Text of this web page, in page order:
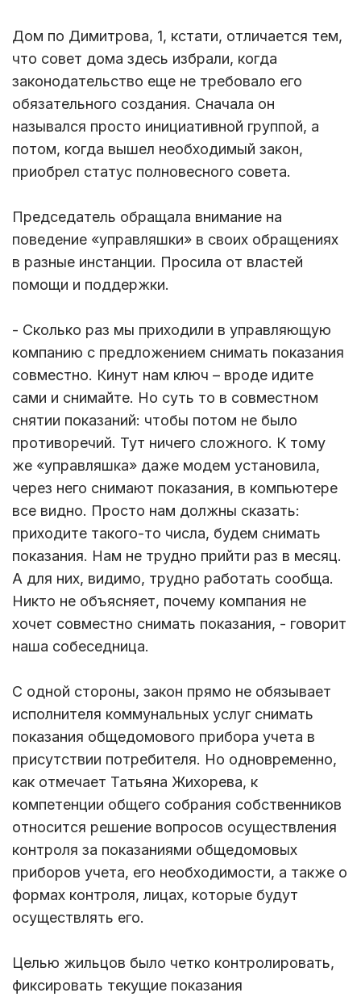
Дом по Димитрова, 1, кстати, отличается тем,
что совет дома здесь избрали, когда
законодательство еще не требовало его
обязательного создания. Сначала он
назывался просто инициативной группой, а
потом, когда вышел необходимый закон,
приобрел статус полновесного совета.
Председатель обращала внимание на
поведение «управляшки» в своих обращениях
в разные инстанции. Просила от властей
помощи и поддержки.
- Сколько раз мы приходили в управляющую
компанию с предложением снимать показания
совместно. Кинут нам ключ – вроде идите
сами и снимайте. Но суть то в совместном
снятии показаний: чтобы потом не было
противоречий. Тут ничего сложного. К тому
же «управляшка» даже модем установила,
через него снимают показания, в компьютере
все видно. Просто нам должны сказать:
приходите такого-то числа, будем снимать
показания. Нам не трудно прийти раз в месяц.
А для них, видимо, трудно работать сообща.
Никто не объясняет, почему компания не
хочет совместно снимать показания, - говорит
наша собеседница.
С одной стороны, закон прямо не обязывает
исполнителя коммунальных услуг снимать
показания общедомового прибора учета в
присутствии потребителя. Но одновременно,
как отмечает Татьяна Жихорева, к
компетенции общего собрания собственников
относится решение вопросов осуществления
контроля за показаниями общедомовых
приборов учета, его необходимости, а также о
формах контроля, лицах, которые будут
осуществлять его.
Целью жильцов было четко контролировать,
фиксировать текущие показания